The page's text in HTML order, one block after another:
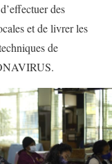
des
et de livrer les
de